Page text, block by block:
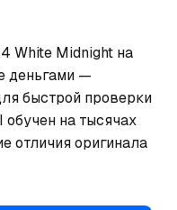
White Midnight на
деньгами —
быстрой проверки
на тысячах
отличия оригинала